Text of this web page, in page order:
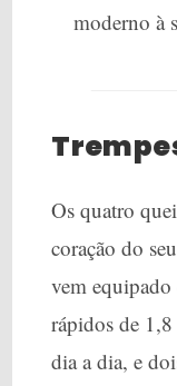
moderno à
Os quatro
coração do
vem
rápidos de
dia a dia, e